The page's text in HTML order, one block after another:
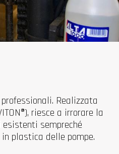
Realizzata
riesce a irrorare la
sempreché
plastica delle pompe.